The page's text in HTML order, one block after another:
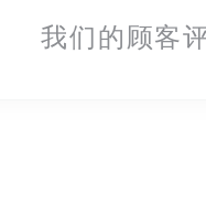
我们的顾客